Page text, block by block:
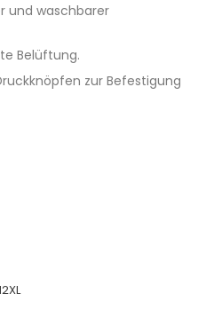
und waschbarer
Belüftung.
zur Befestigung